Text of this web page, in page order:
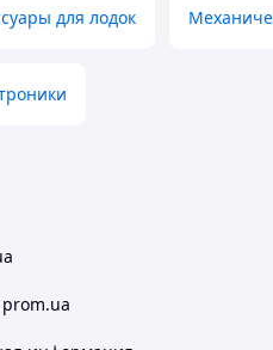
для лодок
prom.ua